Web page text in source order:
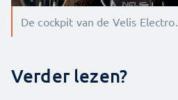
De cockpit van de Velis Electro.
Verder lezen?